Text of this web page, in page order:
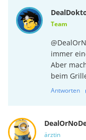
Team
immer
Aber
beim
Antworten
ärztin